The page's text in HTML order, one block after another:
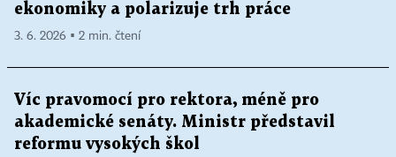
ekonomiky a polarizuje trh práce
3. 6. 2026 ▪ 2 min. čtení
Víc pravomocí pro rektora, méně pro
akademické senáty. Ministr představil
reformu vysokých škol